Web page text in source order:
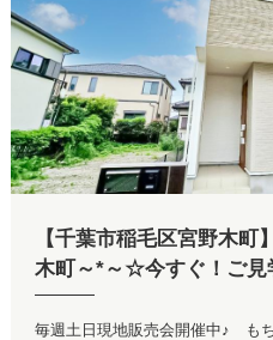
【千葉市稲毛区宮野木
木町～*～☆今すぐ！ご
待ちしてます♪
毎週土日現地販売会開催中♪ も